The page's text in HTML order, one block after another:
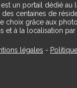
est un portail dédié au
centaines de
choix grâce aux
et à la localisation
légales -